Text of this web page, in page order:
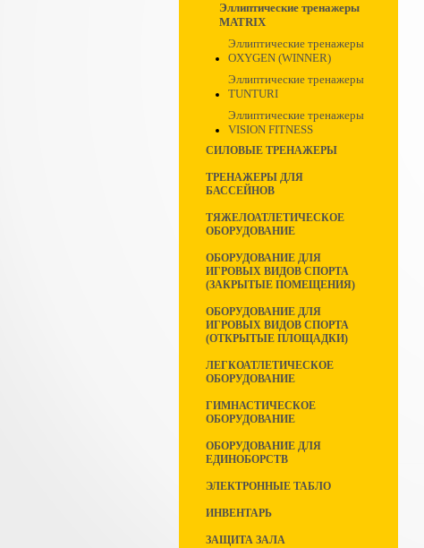
Эллиптические тренажеры
MATRIX
Эллиптические тренажеры
OXYGEN (WINNER)
Эллиптические тренажеры
TUNTURI
Эллиптические тренажеры
VISION FITNESS
СИЛОВЫЕ ТРЕНАЖЕРЫ
ТРЕНАЖЕРЫ ДЛЯ
БАССЕЙНОВ
ТЯЖЕЛОАТЛЕТИЧЕСКОЕ
ОБОРУДОВАНИЕ
ОБОРУДОВАНИЕ ДЛЯ
ИГРОВЫХ ВИДОВ СПОРТА
(ЗАКРЫТЫЕ ПОМЕЩЕНИЯ)
ОБОРУДОВАНИЕ ДЛЯ
ИГРОВЫХ ВИДОВ СПОРТА
(ОТКРЫТЫЕ ПЛОЩАДКИ)
ЛЕГКОАТЛЕТИЧЕСКОЕ
ОБОРУДОВАНИЕ
ГИМНАСТИЧЕСКОЕ
ОБОРУДОВАНИЕ
ОБОРУДОВАНИЕ ДЛЯ
ЕДИНОБОРСТВ
ЭЛЕКТРОННЫЕ ТАБЛО
ИНВЕНТАРЬ
ЗАЩИТА ЗАЛА